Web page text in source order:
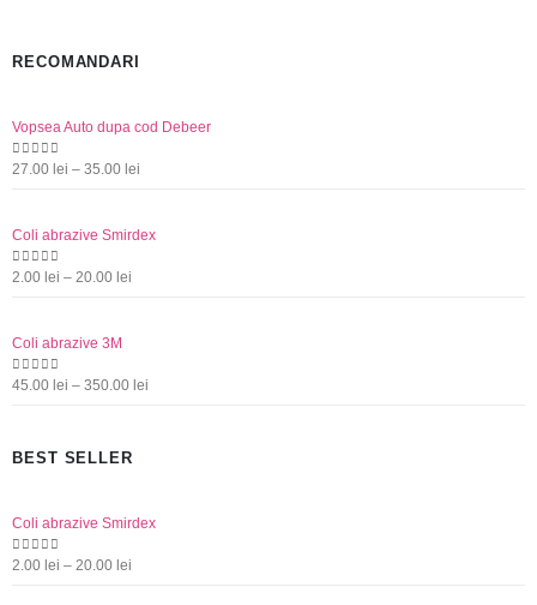
RECOMANDARI
Vopsea Auto dupa cod Debeer
0out of 5
27.00 lei – 35.00 lei
Coli abrazive Smirdex
0 out of 5
2.00 lei – 20.00 lei
până
Coli abrazive 3M
0out of 5
45.00 lei – 350.00 lei
la
BEST SELLER
Coli abrazive Smirdex
0 out of 5
2.00 lei – 20.00 lei